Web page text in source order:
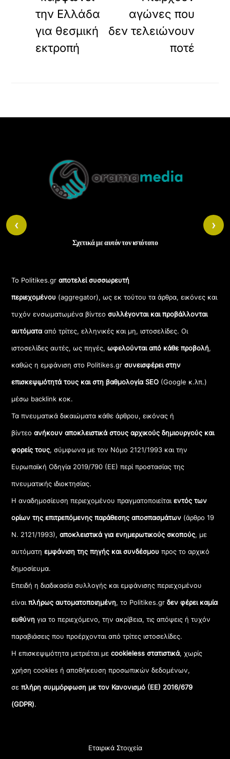
την Ελλάδα
για θεσμική
εκτροπή
αγώνες που
δεν τελειώνουν
ποτέ
Top
Σχετικά με αυτόν τον ιστότοπο
Το Politikes.grαποτελεί συσσωρευτή
περιεχομένου (aggregator), ως εκ τούτου τα άρθρα, εικόνες και
τυχόν ενσωματωμένα βίντεοσυλλέγονται και προβάλλονται
αυτόματααπό τρίτες, ελληνικές και μη, ιστοσελίδες. Οι
ιστοσελίδες αυτές, ως πηγές,ωφελούνται από κάθε προβολή,
καθώς η εμφάνιση στο Politikes.gr συνεισφέρει στην
επισκεψιμότητά τους και στη βαθμολογία SEO (Google κ.λπ.)
μέσω backlink κοκ.
Τα πνευματικά δικαιώματα κάθε άρθρου, εικόνας ή
βίντεοανήκουν αποκλειστικά στους αρχικούς δημιουργούς και
φορείς τους, σύμφωνα με τον Νόμο 2121/1993 και την
Ευρωπαϊκή Οδηγία 2019/790 (ΕΕ) περί προστασίας της
πνευματικής ιδιοκτησίας.
Η αναδημοσίευση περιεχομένου πραγματοποιείταιεντός των
ορίων της επιτρεπόμενης παράθεσης αποσπασμάτων (άρθρο 19
Ν. 2121/1993), αποκλειστικά για ενημερωτικούς σκοπούς, με
αυτόματηεμφάνιση της πηγής και συνδέσμου προς το αρχικό
δημοσίευμα.
Επειδή η διαδικασία συλλογής και εμφάνισης περιεχομένου
είναιπλήρως αυτοματοποιημένη, το Politikes.grδεν φέρει καμία
ευθύνη για το περιεχόμενο, την ακρίβεια, τις απόψεις ή τυχόν
παραβιάσεις που προέρχονται από τρίτες ιστοσελίδες.
Η επισκεψιμότητα μετριέται μεcookieless στατιστικά, χωρίς
χρήση cookies ή αποθήκευση προσωπικών δεδομένων,
σεπλήρη συμμόρφωση με τον Κανονισμό (ΕΕ) 2016/679
(GDPR).
Εταιρικά Στοιχεία
‹ ›